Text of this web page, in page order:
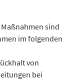
sind
im folgenden
von
bei